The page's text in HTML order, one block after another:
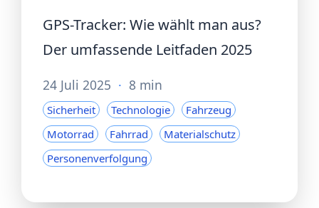
GPS-Tracker: Wie wählt man aus?
Der umfassende Leitfaden 2025
24 Juli 2025 · 8 min
Sicherheit Technologie
Fahrzeug
Motorrad
Fahrrad
Materialschutz
Personenverfolgung